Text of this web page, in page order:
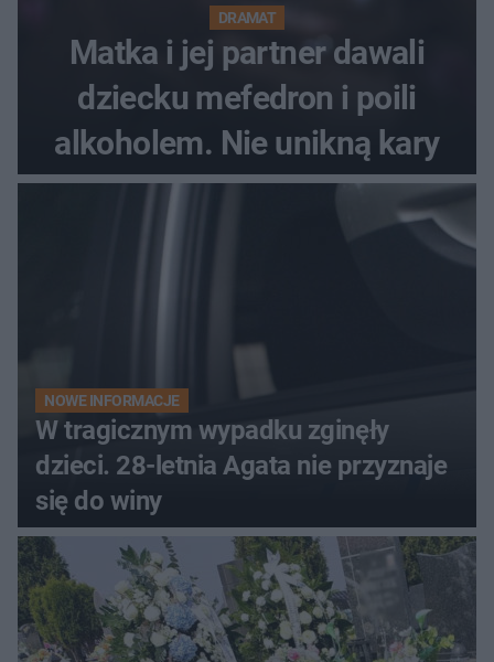
DRAMAT
Matka i jej partner dawali
dziecku mefedron i poili
alkoholem. Nie unikną kary
NOWE INFORMACJE
W tragicznym wypadku zginęły
dzieci. 28-letnia Agata nie przyznaje
się do winy